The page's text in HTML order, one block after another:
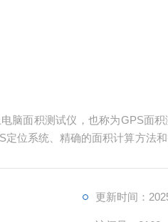
脑面积测试仪，也称为GPS面
定位系统、精确的面积计算方法
更新时间：